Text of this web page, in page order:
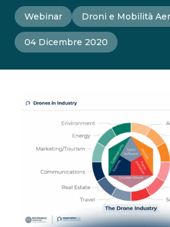
Webinar Droni e Mobilità
04 Dicembre 2020